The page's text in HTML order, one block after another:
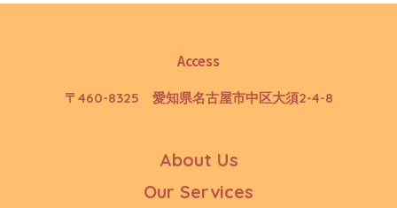
Access
〒460-8325 愛知県名古屋市中区大須2-4-8
About Us
Our Services